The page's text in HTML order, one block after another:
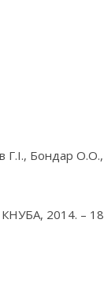
Г.І., Бондар
КНУБА, 2014. –